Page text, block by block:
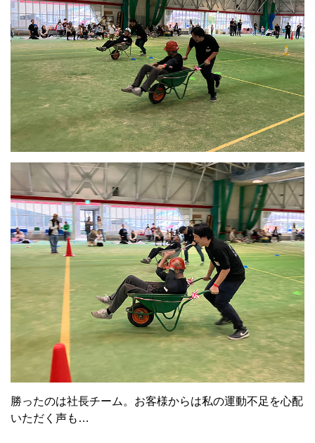
勝ったのは社長チーム。お客様からは私の運動不足を心配
いただく声も…